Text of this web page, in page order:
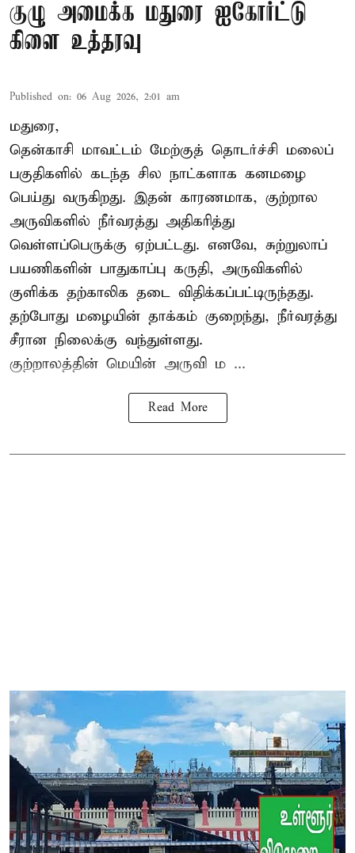
குழு அமைக்க மதுரை ஐகோர்ட்டு
கிளை உத்தரவு
Published on: 06 Aug 2026, 2:01 am
மதுரை,
தென்காசி மாவட்டம் மேற்குத் தொடர்ச்சி மலைப்
பகுதிகளில் கடந்த சில நாட்களாக கனமழை
பெய்து வருகிறது. இதன் காரணமாக, குற்றால
அருவிகளில் நீர்வரத்து அதிகரித்து
வெள்ளப்பெருக்கு ஏற்பட்டது. எனவே, சுற்றுலாப்
பயணிகளின் பாதுகாப்பு கருதி, அருவிகளில்
குளிக்க தற்காலிக தடை விதிக்கப்பட்டிருந்தது.
தற்போது மழையின் தாக்கம் குறைந்து, நீர்வரத்து
சீரான நிலைக்கு வந்துள்ளது.
குற்றாலத்தின் மெயின் அருவி ம ...
Read More